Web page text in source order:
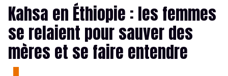
Kahsa en Éthiopie : les femmes
se relaient pour sauver des
mères et se faire entendre